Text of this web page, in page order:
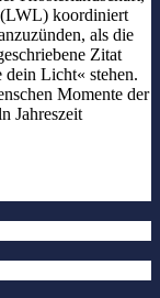
(LWL) koordiniert
als die
Zitat
Licht« stehen.
Momente der
Jahreszeit